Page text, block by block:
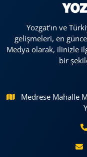
Yozgat'ın ve
gelişmeleri, en
Medya olarak, ilinizle
bir
Medrese Mahalle